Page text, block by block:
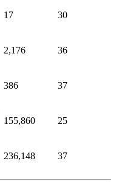
17 30
2,176 36
386 37
155,860 25
236,148 37